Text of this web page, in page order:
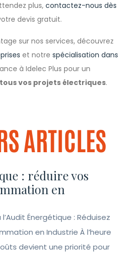
plus, contactez-nous dès
devis gratuit.
sur nos services, découvrez
et notre spécialisation dans
à Idelec Plus pour un
vos projets électriques.
ARTICLES
: réduire vos
en
Énergétique : Réduisez
en Industrie À l’heure
devient une priorité pour